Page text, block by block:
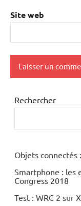
Site web
Rechercher
Objets connectés
Smartphone : les
Congress 2018
Test : WRC 2 sur